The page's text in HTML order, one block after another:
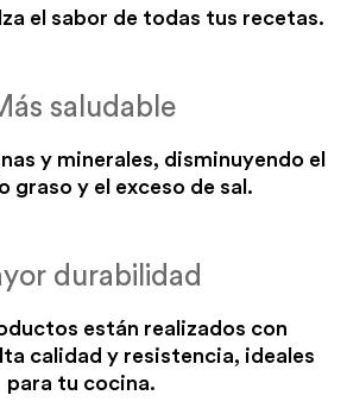
rellenas
toda la cocción
el sabor de todas tus recetas.
saludable
y minerales, disminuyendo el
graso y el exceso de sal.
durabilidad
están realizados con
calidad y resistencia, ideales
para tu cocina.